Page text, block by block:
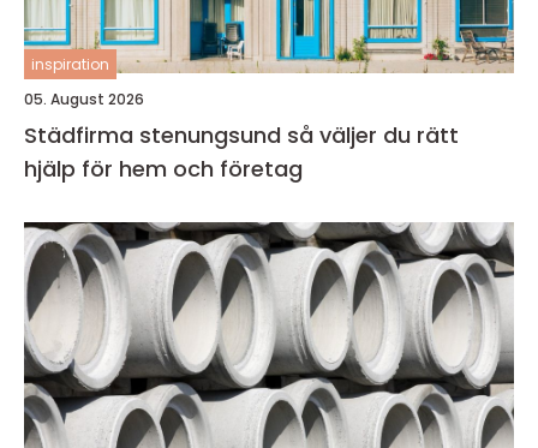
inspiration
05. August 2026
Städfirma stenungsund så väljer du rätt
hjälp för hem och företag